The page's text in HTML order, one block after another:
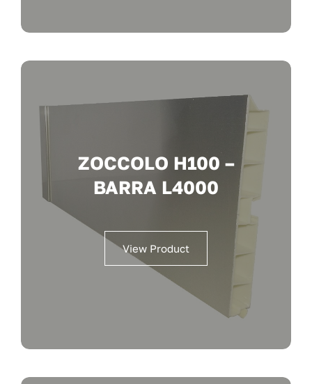
ZOCCOLO H100 –
BARRA L4000
View Product